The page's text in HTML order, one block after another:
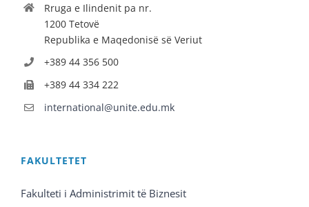
Rruga e Ilindenit pa nr.
1200 Tetovë
Republika e Maqedonisë së Veriut
+389 44 356 500
+389 44 334 222
international@unite.edu.mk
FAKULTETET
Fakulteti i Administrimit të Biznesit